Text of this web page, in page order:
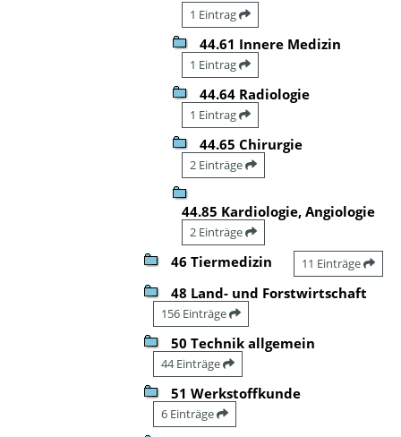
1 Eintrag
44.61 Innere Medizin
1 Eintrag
44.64 Radiologie
1 Eintrag
44.65 Chirurgie
2 Einträge
44.85 Kardiologie, Angiologie
2 Einträge
46 Tiermedizin 11 Einträge
48 Land- und Forstwirtschaft
156 Einträge
50 Technik allgemein
44 Einträge
51 Werkstoffkunde
6 Einträge